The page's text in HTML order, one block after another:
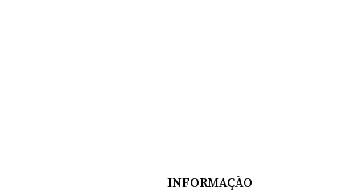
INFORMAÇÃO